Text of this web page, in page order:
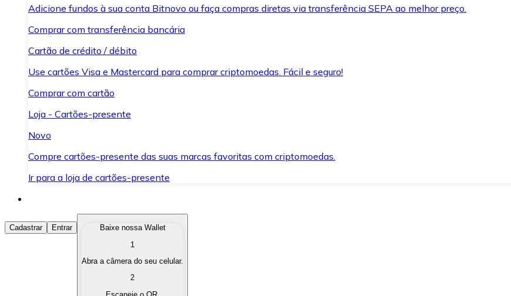
Adicione fundos à sua conta Bitnovo ou faça compras diretas via transferência SEPA ao melhor preço.
Comprar com transferência bancária
Cartão de crédito / débito
Use cartões Visa e Mastercard para comprar criptomoedas. Fácil e seguro!
Comprar com cartão
Loja - Cartões-presente
Novo
Compre cartões-presente das suas marcas favoritas com criptomoedas.
Ir para a loja de cartões-presente
Comprar Criptomoedas
Compre as criptomoedas de seu interesse de forma rápida e segura.
Converta suas criptomoedas em moeda fiduciária quando precisar.
Cadastrar Entrar
Baixe nossa Wallet
1
Abra a câmera do seu celular.
2